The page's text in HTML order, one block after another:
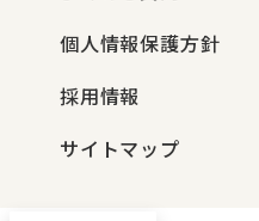
個人情報保護方針
採用情報
サイトマップ